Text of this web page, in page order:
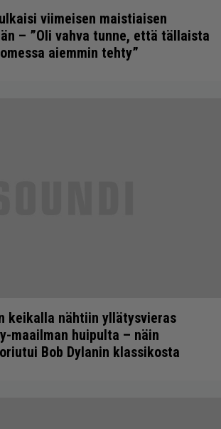
viimeisen maistiaisen
– ”Oli vahva tunne, että tällaista
aiemmin tehty”
keikalla nähtiin yllätysvieras
maailman huipulta – näin
Bob Dylanin klassikosta